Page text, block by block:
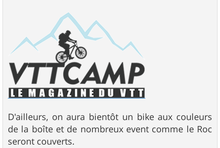
D'ailleurs, on aura bientôt un bike aux couleurs
de la boîte et de nombreux event comme le Roc
seront couverts.